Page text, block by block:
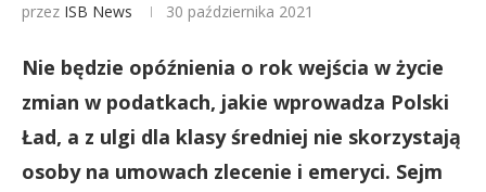
przez ISB News 30 października 2021
Nie będzie opóźnienia o rok wejścia w życie
zmian w podatkach, jakie wprowadza Polski
Ład, a z ulgi dla klasy średniej nie skorzystają
osoby na umowach zlecenie i emeryci. Sejm